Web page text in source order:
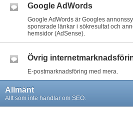
Google AdWords
Google AdWords är Googles
sponsrade länkar i sökresultat och
hemsidor (AdSense).
Övrig
E-postmarknadsföring med mera.
Allmänt
Allt som inte handlar om SEO.